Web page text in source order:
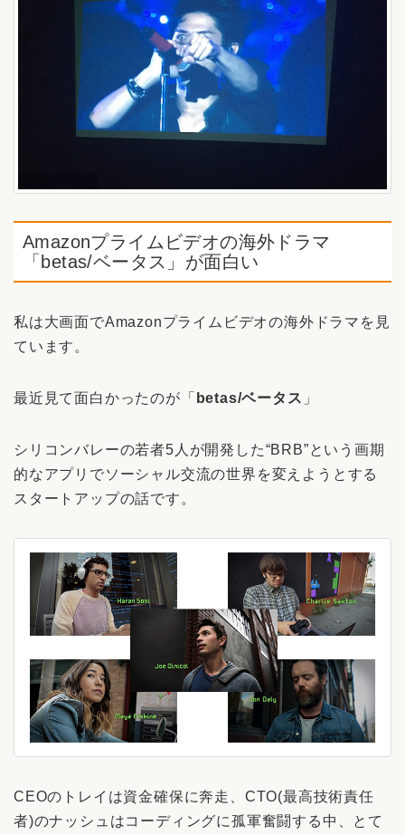
Amazonプライムビデオの海外ドラマ
「betas/ベータス」が面白い
私は大画面でAmazonプライムビデオの海外ドラマを見
ています。
最近見て面白かったのが「 betas/ベータス 」
シリコンバレーの若者5人が開発した“BRB”という画期
的なアプリでソーシャル交流の世界を変えようとする
スタートアップの話です。
CEOのトレイは資金確保に奔走、CTO(最高技術責任
者)のナッシュはコーディングに孤軍奮闘する中、とて